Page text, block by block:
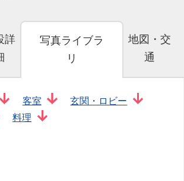
詳
写真ライブラ
リ
地図・交
通
客室
玄関・ロビー
料理